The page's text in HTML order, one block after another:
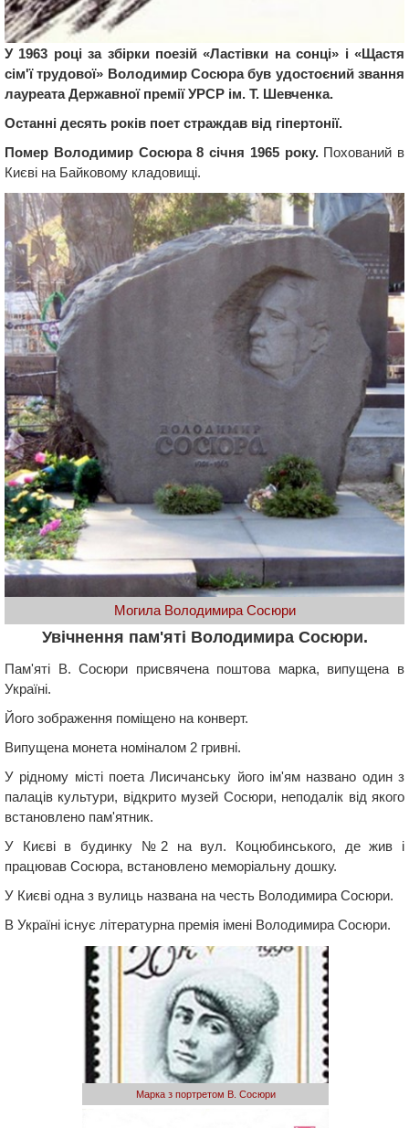
У 1963 році за збірки поезій «Ластівки на сонці» і «Щастя
сім'ї трудової» Володимир Сосюра був удостоєний звання
лауреата Державної премії УРСР ім. Т. Шевченка.
Останні десять років поет страждав від гіпертонії.
Помер Володимир Сосюра 8 січня 1965 року.Похований в
Києві на Байковому кладовищі.
Могила Володимира Сосюри
Увічнення пам'яті Володимира Сосюри.
Пам'яті В. Сосюри присвячена поштова марка, випущена в
Україні.
Його зображення поміщено на конверт.
Випущена монета номіналом 2 гривні.
У рідному місті поета Лисичанську його ім'ям названо один з
палаців культури, відкрито музей Сосюри, ​​неподалік від якого
встановлено пам'ятник.
У Києві в будинку №2 на вул. Коцюбинського, де жив і
працював Сосюра, встановлено меморіальну дошку.
У Києві одна з вулиць названа на честь Володимира Сосюри.
В Україні існує літературна премія імені Володимира Сосюри.
Марка з портретом В. Сосюри